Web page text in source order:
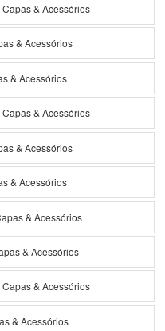
& Acessórios
& Acessórios
& Acessórios
& Acessórios
& Acessórios
& Acessórios
& Acessórios
& Acessórios
& Acessórios
& Acessórios